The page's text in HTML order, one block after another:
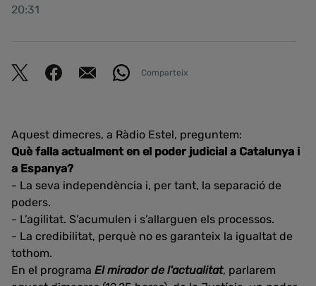
20:31
Comparteix
Aquest dimecres, a Ràdio Estel, preguntem:
Què falla actualment en el poder judicial a Catalunya i
a Espanya?
- La seva independència i, per tant, la separació de
poders.
- L’agilitat. S’acumulen i s’allarguen els processos.
- La credibilitat, perquè no es garanteix la igualtat de
tothom.
En el programa El mirador de l'actualitat, parlarem